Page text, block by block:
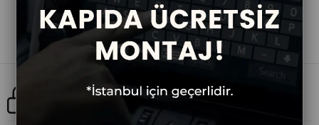
Güvenli Alışveriş